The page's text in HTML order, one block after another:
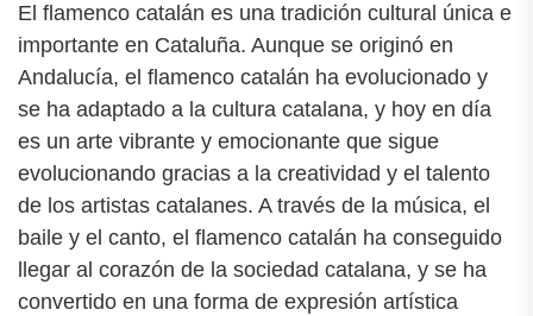
El flamenco catalán es una tradición cultural única e
importante en Cataluña. Aunque se originó en
Andalucía, el flamenco catalán ha evolucionado y
se ha adaptado a la cultura catalana, y hoy en día
es un arte vibrante y emocionante que sigue
evolucionando gracias a la creatividad y el talento
de los artistas catalanes. A través de la música, el
baile y el canto, el flamenco catalán ha conseguido
llegar al corazón de la sociedad catalana, y se ha
convertido en una forma de expresión artística